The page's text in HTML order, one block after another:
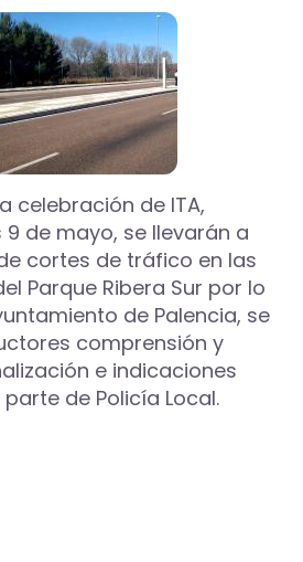
celebración de ITA,
de mayo, se llevarán a
cortes de tráfico en las
Parque Ribera Sur por lo
de Palencia, se
comprensión y
e indicaciones
de Policía Local.